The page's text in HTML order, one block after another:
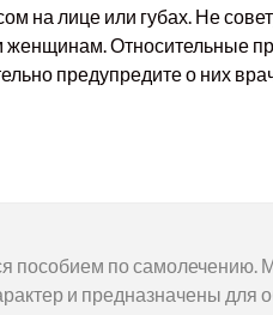
на лице или губах. Не
Относительные
предупредите о них
пособием по
и предназначены для